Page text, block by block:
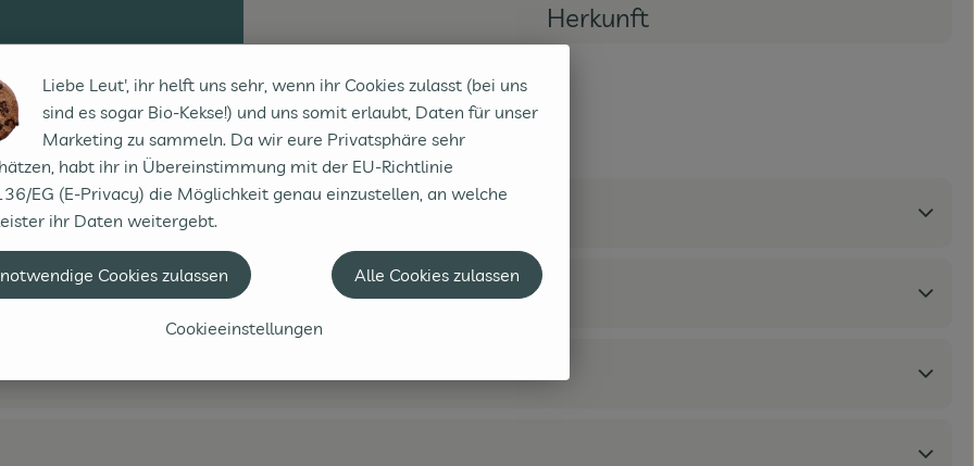
Herkunft
Liebe Leut', ihr helft uns sehr, wenn ihr Cookies zulasst (bei uns
sind es sogar Bio-Kekse!) und uns somit erlaubt, Daten für unser
Marketing zu sammeln. Da wir eure Privatsphäre sehr
habt ihr in Übereinstimmung mit der EU-Richtlinie
EG (E-Privacy) die Möglichkeit genau einzustellen, an welche
ihr Daten weitergebt.
Cookieeinstellungen
Cookies zulassen Alle Cookies zulassen